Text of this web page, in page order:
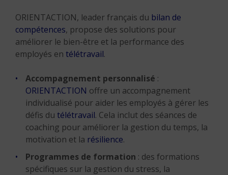
ORIENTACTION, leader français du bilan de
compétences, propose des solutions pour
améliorer le bien-être et la performance des
employés en télétravail.
Accompagnement personnalisé :
ORIENTACTION offre un accompagnement
individualisé pour aider les employés à gérer les
défis du télétravail. Cela inclut des séances de
coaching pour améliorer la gestion du temps, la
motivation et la résilience.
Programmes de formation : des formations
spécifiques sur la gestion du stress, la